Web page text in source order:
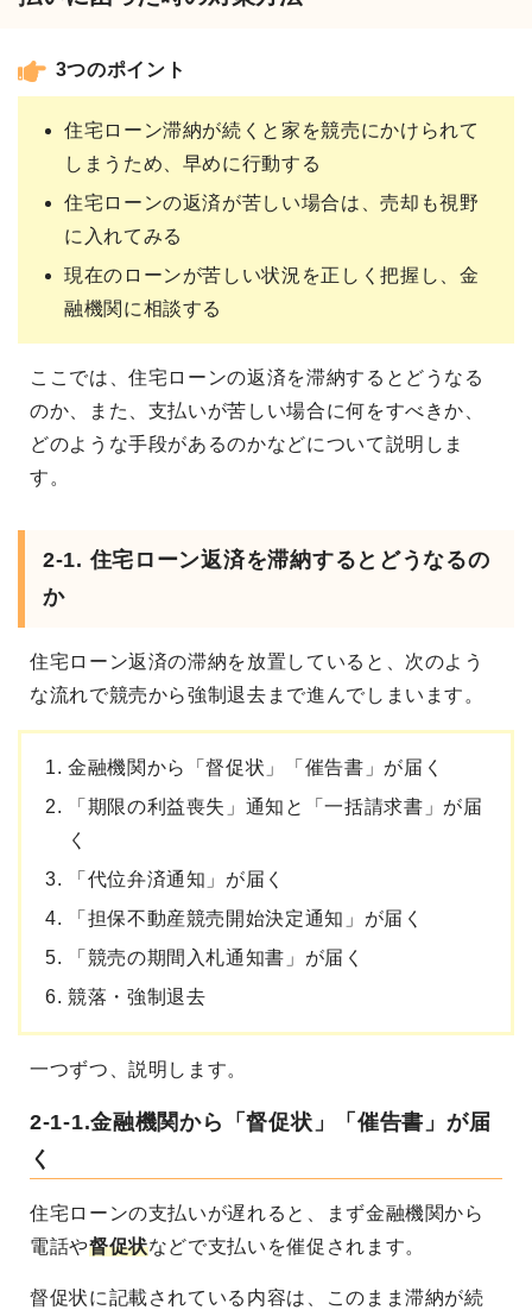
3つのポイント
住宅ローン滞納が続くと家を競売にかけられて
しまうため、早めに行動する
住宅ローンの返済が苦しい場合は、売却も視野
に入れてみる
現在のローンが苦しい状況を正しく把握し、金
融機関に相談する
ここでは、住宅ローンの返済を滞納するとどうなる
のか、また、支払いが苦しい場合に何をすべきか、
どのような手段があるのかなどについて説明しま
す。
2-1. 住宅ローン返済を滞納するとどうなるの
か
住宅ローン返済の滞納を放置していると、次のよう
な流れで競売から強制退去まで進んでしまいます。
金融機関から「督促状」「催告書」が届く
「期限の利益喪失」通知と「一括請求書」が届
く
「代位弁済通知」が届く
「担保不動産競売開始決定通知」が届く
「競売の期間入札通知書」が届く
競落・強制退去
一つずつ、説明します。
2-1-1.金融機関から「督促状」「催告書」が届
く
住宅ローンの支払いが遅れると、まず金融機関から
電話や督促状などで支払いを催促されます。
督促状に記載されている内容は、このまま滞納が続